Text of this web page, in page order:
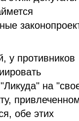
у противников
на
обе этих